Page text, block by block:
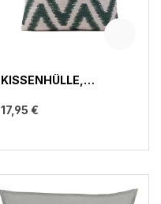
KISSENHÜLLE,
17,95 €